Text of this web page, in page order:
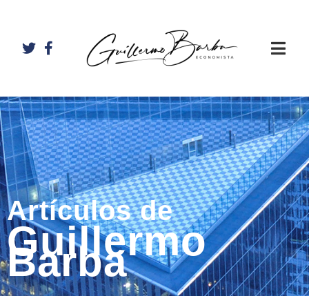
Artículos de
Guillermo
Barba